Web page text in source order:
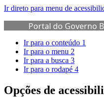
Ir direto para menu de
Portal do Governo
Ir para o conteúdo 1
Ir para o menu 2
Ir para a busca 3
Ir para o rodapé 4
Opções de